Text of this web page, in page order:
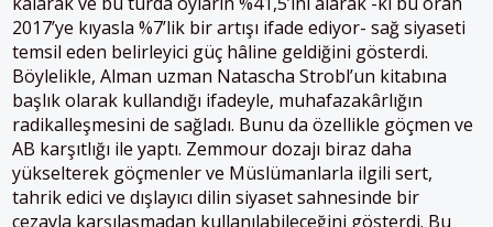
2017’ye kıyasla %7’lik bir artışı ifade ediyor- sağ siyaseti
temsil eden belirleyici güç hâline geldiğini gösterdi.
Böylelikle, Alman uzman Natascha Strobl’un kitabına
başlık olarak kullandığı ifadeyle, muhafazakârlığın
radikalleşmesini de sağladı. Bunu da özellikle göçmen ve
AB karşıtlığı ile yaptı. Zemmour dozajı biraz daha
yükselterek göçmenler ve Müslümanlarla ilgili sert,
tahrik edici ve dışlayıcı dilin siyaset sahnesinde bir
cezayla karşılaşmadan kullanılabileceğini gösterdi. Bu